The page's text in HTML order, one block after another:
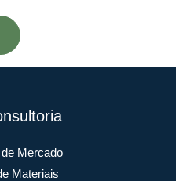
Mercado
Materiais